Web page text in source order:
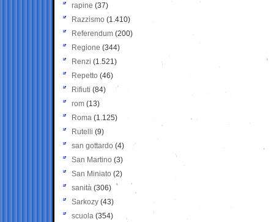
rapine (37)
Razzismo (1.410)
Referendum (200)
Regione (344)
Renzi (1.521)
Repetto (46)
Rifiuti (84)
rom (13)
Roma (1.125)
Rutelli (9)
san gottardo (4)
San Martino (3)
San Miniato (2)
sanità (306)
Sarkozy (43)
scuola (354)